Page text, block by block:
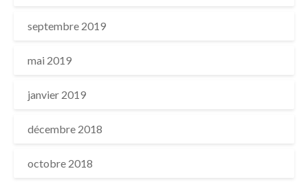
septembre 2019
mai 2019
janvier 2019
décembre 2018
octobre 2018